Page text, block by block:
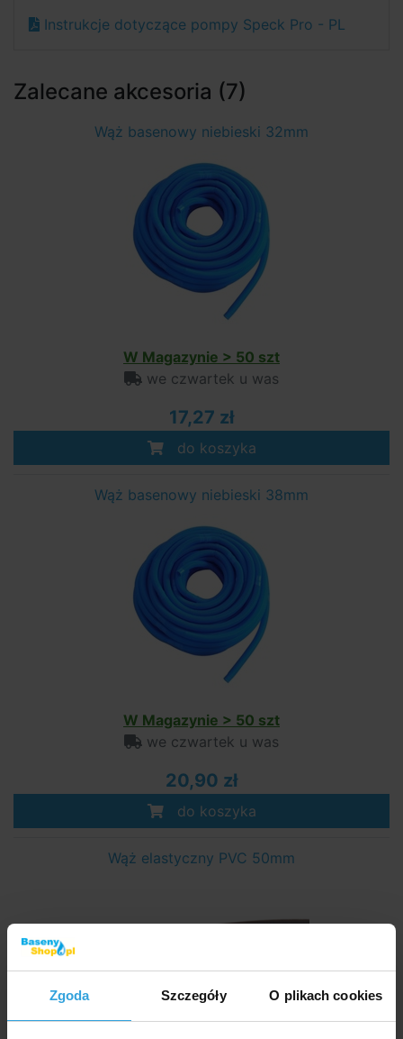
Zgoda Szczegóły O plikach cookies
Instrukcje dotyczące pompy Speck Pro - PL
Zalecane akcesoria (7)
Wąż basenowy niebieski 32mm
W Magazynie > 50 szt
we czwartek u was
17,27 zł
do koszyka
Wąż basenowy niebieski 38mm
W Magazynie > 50 szt
we czwartek u was
20,90 zł
do koszyka
Wąż elastyczny PVC 50mm